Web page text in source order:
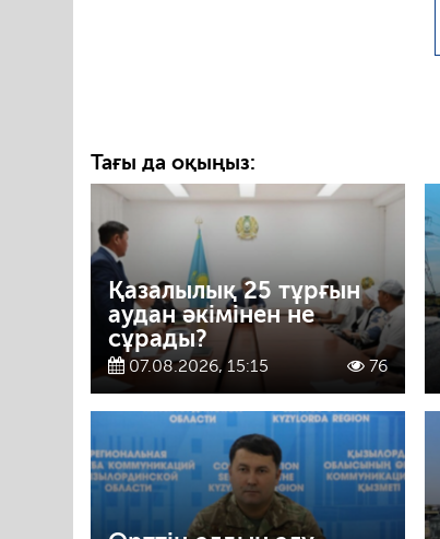
Тағы да оқыңыз:
Қазалылық 25 тұрғын
аудан әкімінен не
сұрады?
07.08.2026, 15:15 76